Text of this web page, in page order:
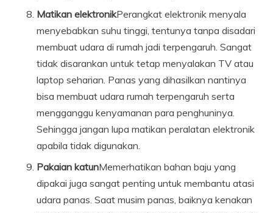
Matikan elektronikPerangkat elektronik menyala
menyebabkan suhu tinggi, tentunya tanpa disadari
membuat udara di rumah jadi terpengaruh. Sangat
tidak disarankan untuk tetap menyalakan TV atau
laptop seharian. Panas yang dihasilkan nantinya
bisa membuat udara rumah terpengaruh serta
mengganggu kenyamanan para penghuninya.
Sehingga jangan lupa matikan peralatan elektronik
apabila tidak digunakan.
Pakaian katunMemerhatikan bahan baju yang
dipakai juga sangat penting untuk membantu atasi
udara panas. Saat musim panas, baiknya kenakan